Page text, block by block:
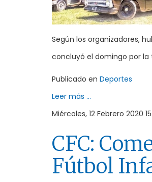
Según los organizadores,
concluyó el domingo por la
Publicado en Deportes
Leer más ...
Miércoles, 12 Febrero 2020
CFC:
Fútbol